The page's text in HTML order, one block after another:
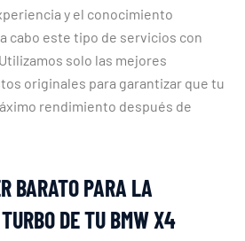
y el conocimiento
cabo este tipo de servicios con
solo las mejores
originales para garantizar que tu
rendimiento después de
BARATO PARA LA
DE TU BMW X4